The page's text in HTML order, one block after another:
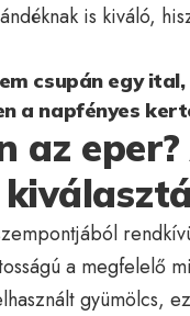
is kiváló,
csupán egy
a napfényes
az
a megfelelő
gyümölcs,